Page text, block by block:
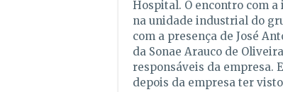
Hospital. O encontro com
na unidade industrial do
com a presença de José
da Sonae Arauco de
responsáveis da empresa.
depois da empresa ter